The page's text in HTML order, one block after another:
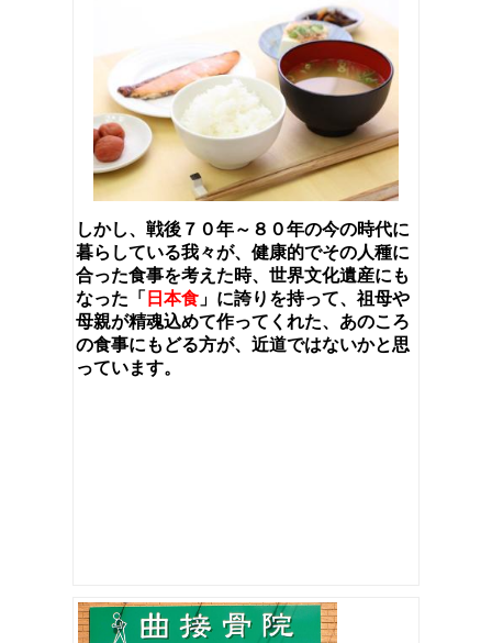
しかし、戦後７０年～８０年の今の時代に
暮らしている我々が、健康的でその人種に
合った食事を考えた時、世界文化遺産にも
なった「 日本食 」に誇りを持って、祖母や
母親が精魂込めて作ってくれた、あのころ
の食事にもどる方が、近道ではないかと思
っています。